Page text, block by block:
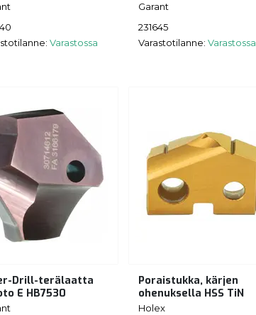
Varastossa
Garant
231645
Varastotilanne: Varastossa
Drill-terälaatta
E HB7530
Poraistukka, kärjen
ohenuksella HSS TiN
Holex